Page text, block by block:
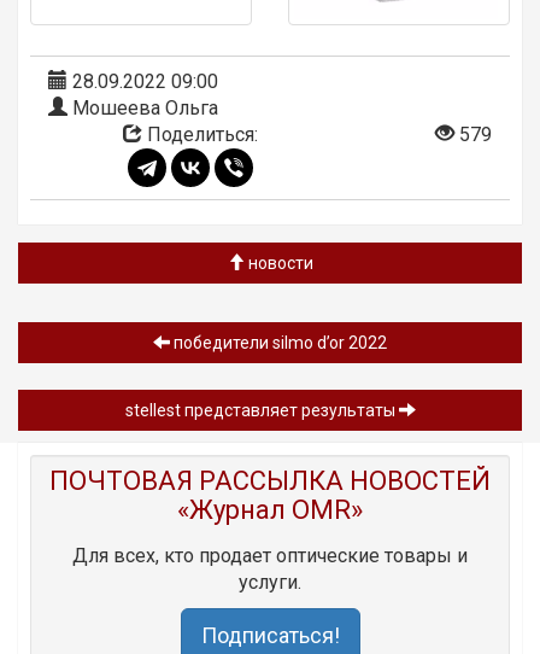
28.09.2022 09:00
Мошеева Ольга
Поделиться:
579
новости
победители silmo d’or 2022
stellest представляет результаты
ПОЧТОВАЯ РАССЫЛКА НОВОСТЕЙ
«Журнал OMR»
Для всех, кто продает оптические товары и
услуги.
Подписаться!